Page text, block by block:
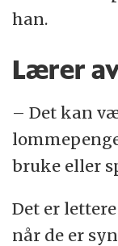
han.
Lærer
– Det kan
bruke eller
Det er
når de er